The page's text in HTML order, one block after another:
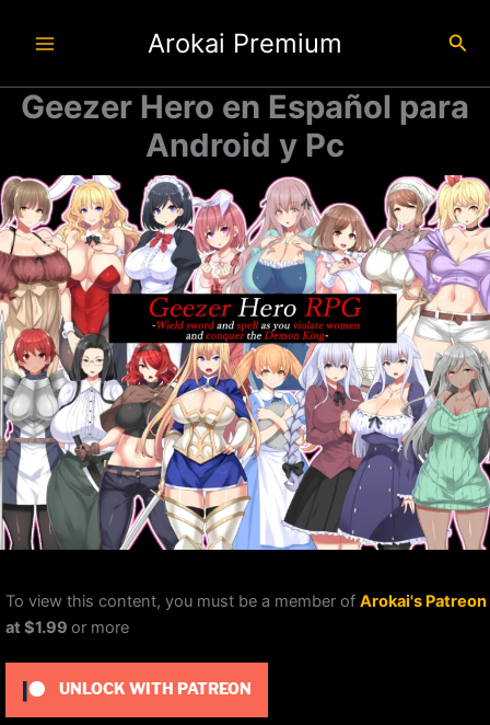
Arokai Premium
Geezer Hero en Español para
Android y Pc
To view this content, you must be a member of Arokai's Patreon
at $1.99 or more
UNLOCK WITH PATREON